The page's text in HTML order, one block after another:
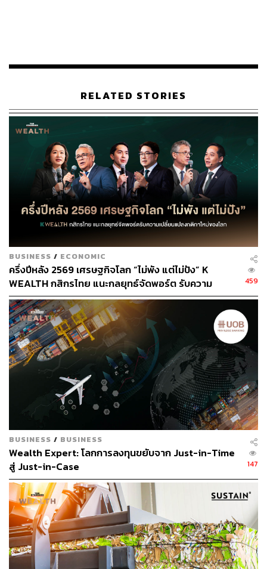
งวดโดยรัฐบาลของแต่ละประเทศ
ธุรกิจในแวดวงสุขภาพ– การบริการสุขภาพเป็นตัวอย่างที่ดี
ของภาคส่วนที่ไม่สั่นคลอนไปกับภาวะเศรษฐกิจ ซึ่งภาคส่วน
นี้มีศักยภาพในระยะยาวเนื่องจากปัจจัยด้านประชากร ยิ่งกับผู้
สูงอายุและนวัตกรรมมากมายบนโลกนี้
อสังหาริมทรัพย์– จากข้อมูลของบริษัทที่ช่วยจัดการการ
ลงทุนอย่าง Invesco นั้น ธุรกิจอสังหาได้แสดงให้เห็นถึงความ
ยืดหยุ่นแม้ในช่วงที่อัตราดอกเบี้ยสูงขึ้นหรือเกิดการจำนอง
บ้านมากขึ้น
“ระหว่างปี 1978-2021 มีอย่างน้อย 10 ปีที่อัตราดอกเบี้ยของ
ธนาคารกลางสหรัฐฯ เพิ่มขึ้นอย่างชัดเจน” Invesco กล่าว
“ภายใน 10 ปีนั้น อสังหาส่วนบุคคลในสหรัฐฯ มีประสิทธิภาพ
ดีกว่าหุ้นและพันธบัตรถึง 7 เท่า และอสังหาสาธารณะของ
สหรัฐฯ มีประสิทธิภาพดีกว่าหุ้นและพันธบัตรถึง 6 เท่า”
กระนั้น นอกจากราคาที่เพิ่มขึ้น นักลงทุนยังได้รับรายได้ค่า
เช่าที่สม่ำเสมอ แต่คุณไม่จำเป็นต้องเป็นเจ้าของบ้านเพื่อเริ่ม
ลงทุนในอสังหาริมทรัพย์ มีทรัสต์เพื่อการลงทุนใน
อสังหาริมทรัพย์ (REIT) มากมาย รวมถึงแพลตฟอร์มการ
ระดมทุนที่จะช่วยให้คุณเริ่มต้นเป็นเจ้าพ่ออสังหาริมทรัพย์ได้
อ้างอิง:
https://finance.yahoo.com/news/hold-onto-money-jeff
-bezos-230000890.html
สามารถติดตาม THE STANDARD WEALTH
ผ่านแอปพลิเคชันต่างๆ ที่คุณสะดวกหรือใช้งานอยู่แล้วได้เลย
RELATED STORIES
BUSINESS / ECONOMIC
ครึ่งปีหลัง 2569 เศรษฐกิจโลก “ไม่พัง แต่ไม่ปัง” K
WEALTH กสิกรไทย แนะกลยุทธ์จัดพอร์ต รับความ
เปลี่ยนแปลงกติกาใหม่ของโลก
459
BUSINESS / BUSINESS
Wealth Expert: โลกการลงทุนขยับจาก Just-in-Time
สู่ Just-in-Case
147